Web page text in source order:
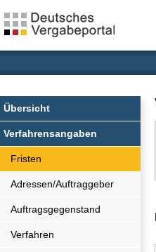
Übersicht
Verfahrensangaben
Fristen
Adressen/Auftraggeber
Auftragsgegenstand
Verfahren